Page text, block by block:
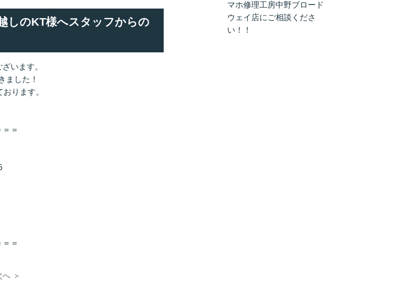
しのKT様へスタッフからの
います。
ました！
ります。
＝
＝
へ ＞
マホ修理工房中野ブロード
ウェイ店にご相談くださ
い！！